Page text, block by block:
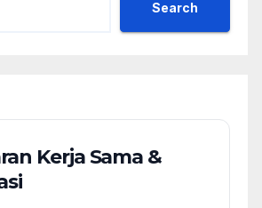
Search
Kerja Sama &